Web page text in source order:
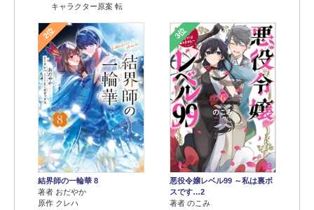
キャラクター原案 転
2位
結界師の一輪華 8
著者 おだやか
原作 クレハ
3位
悪役令嬢レベル99 ～私は裏ボ
スです…2
著者 のこみ